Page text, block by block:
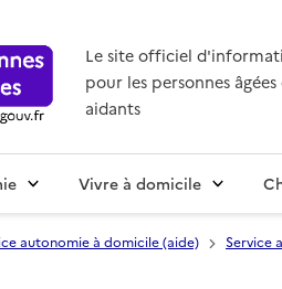
Le site officiel
pour les personnes âgées
aidants
Vivre à domicile
autonomie à domicile (aide) Service